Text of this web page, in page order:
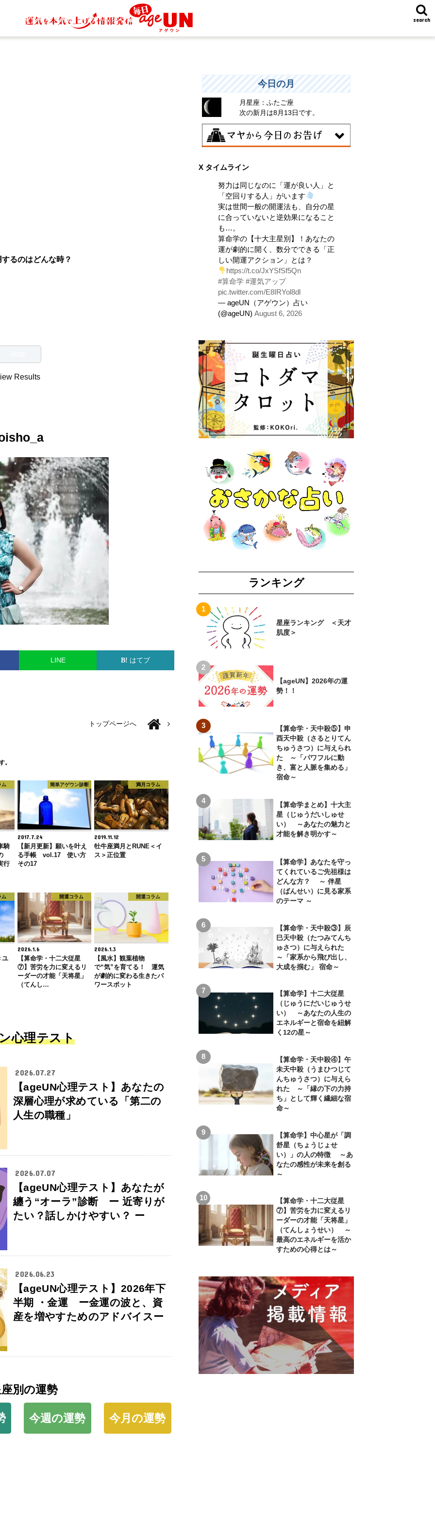
search
るのはどんな時？
Results
LINE はてブ
トップページへ
。
ム
騎
行
簡単アゲウン診断
2017.7.24
【新月更新】願いを叶え
る手帳 vol.17 使い方
その17
満月コラム
2019.11.12
牡牛座満月とRUNE＜イ
ス＞正位置
ム
ユ
開運コラム
2026.1.6
【算命学・十二大従星
⑦】苦労を力に変えるリ
ーダーの才能「天将星」
（てんし…
開運コラム
2026.1.3
【風水】観葉植物
で“気”を育てる！ 運気
が劇的に変わる生きたパ
ワースポット
心理テスト
2026.07.27
【ageUN心理テスト】あなたの
深層心理が求めている「第二の
人生の職種」
2026.07.07
【ageUN心理テスト】あなたが
纏う“オーラ”診断 ー 近寄りが
たい？話しかけやすい？ ー
2026.06.23
【ageUN心理テスト】2026年下
半期 ・金運 ー金運の波と、資
産を増やすためのアドバイスー
別の運勢
今週の運勢 今月の運勢
今日の月
月星座：ふたご座
次の新月は8月13日です。
興味のある分野で、熟練を志す日。なんと
なくではなく、そこに集中に、没頭するこ
とで、才能が開花します。
X タイムライン
努力は同じなのに「運が良い人」と
「空回りする人」がいます
実は世間一般の開運法も、自分の星
に合っていないと逆効果になること
も…。
算命学の【十大主星別】！あなたの
運が劇的に開く、数分でできる「正
しい開運アクション」とは？
https://t.co/JxYSfSf5Qn
#算命学 #運気アップ
pic.twitter.com/E8IRYol8dl
— ageUN（アゲウン）占い
(@ageUN) August 6, 2026
ランキング
星座ランキング ＜天才
肌度＞
【ageUN】2026年の運
勢！！
【算命学・天中殺⑤】申
酉天中殺（さるとりてん
ちゅうさつ）に与えられ
た ～「パワフルに動
き、富と人脈を集める」
宿命～
【算命学まとめ】十大主
星（じゅうだいしゅせ
い） ～あなたの魅力と
才能を解き明かす～
【算命学】あなたを守っ
てくれているご先祖様は
どんな方？ ～ 伴星
（ばんせい）に見る家系
のテーマ ～
【算命学・天中殺③】辰
巳天中殺（たつみてんち
ゅさつ）に与えられた
～「家系から飛び出し、
大成を掴む」 宿命～
【算命学】十二大従星
（じゅうにだいじゅうせ
い） ～あなたの人生の
エネルギーと宿命を紐解
く12の星～
【算命学・天中殺④】午
未天中殺（うまひつじて
んちゅうさつ）に与えら
れた ～「縁の下の力持
ち」として輝く繊細な宿
命～
【算命学】中心星が「調
舒星（ちょうじょせ
い）」の人の特徴 ～あ
なたの感性が未来を創る
～
【算命学・十二大従星
⑦】苦労を力に変えるリ
ーダーの才能「天将星」
（てんしょうせい） ～
最高のエネルギーを活か
すための心得とは～